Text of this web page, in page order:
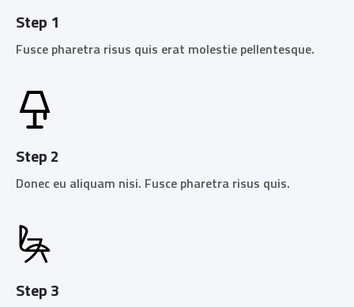
Step 1
Fusce pharetra risus quis erat molestie pellentesque.
Step 2
Donec eu aliquam nisi. Fusce pharetra risus quis.
Step 3